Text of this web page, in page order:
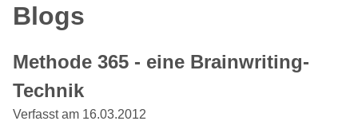
Blogs
Methode 365 - eine Brainwriting-
Technik
Verfasst am 16.03.2012